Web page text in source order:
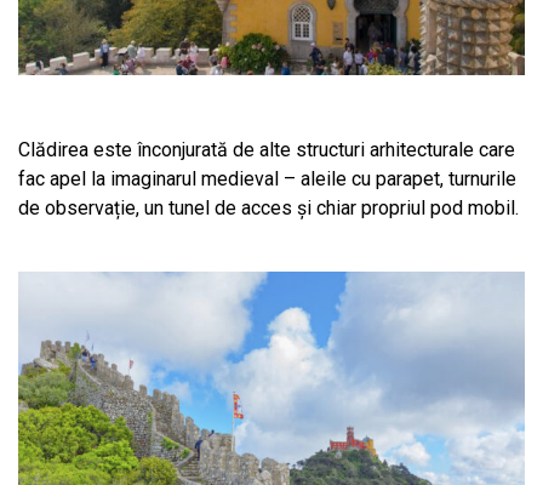
Clădirea este înconjurată de alte structuri arhitecturale care
fac apel la imaginarul medieval – aleile cu parapet, turnurile
de observație, un tunel de acces și chiar propriul pod mobil.